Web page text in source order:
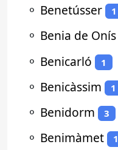
⚬ Benetússer 1
⚬ Benia de Onís
⚬ Benicarló 1
⚬ Benicàssim 1
⚬ Benidorm 3
⚬ Benimàmet 1